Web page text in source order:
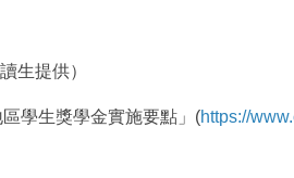
生提供）
學生獎學金實施要點」(https://